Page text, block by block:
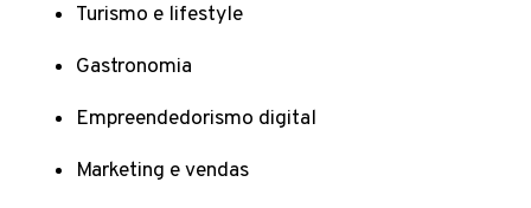
Turismo e lifestyle
Gastronomia
Empreendedorismo digital
Marketing e vendas